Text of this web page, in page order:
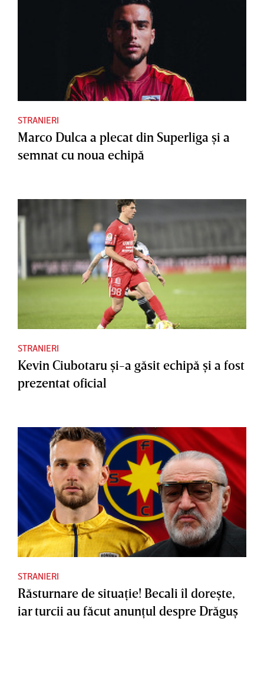
STRANIERI
Marco Dulca a plecat din Superliga şi a
semnat cu noua echipă
STRANIERI
Kevin Ciubotaru şi-a găsit echipă şi a fost
prezentat oficial
STRANIERI
Răsturnare de situaţie! Becali îl doreşte,
iar turcii au făcut anunţul despre Drăguş